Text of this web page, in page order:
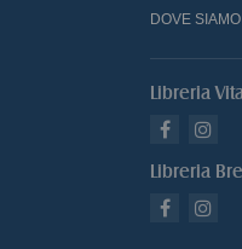
DOVE SIAMO
Libreria
Libreria